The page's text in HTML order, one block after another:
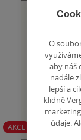
AKCE
O
aby náš
nadále
lepší a
klidně
údaje.